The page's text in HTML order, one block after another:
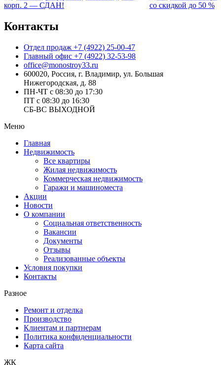
Контакты
Отдел продаж +7 (4922) 25-00-47
Главный офис +7 (4922) 32-53-98
office@monostroy33.ru
600020, Россия, г. Владимир, ул. Большая
Нижегородская, д. 88
ПН-ЧТ с 08:30 до 17:30
ПТ с 08:30 до 16:30
СБ-ВС ВЫХОДНОЙ
Меню
Главная
Недвижимость
Все квартиры
Жилая недвижимость
Коммерческая недвижимость
Гаражи и машиноместа
Акции
Новости
О компании
Социальная ответственность
Вакансии
Документы
Отзывы
Реализованные объекты
Условия покупки
Контакты
Разное
Ремонт и отделка
Производство
Клиентам и партнерам
Политика конфиденциальности
Карта сайта
ЖК